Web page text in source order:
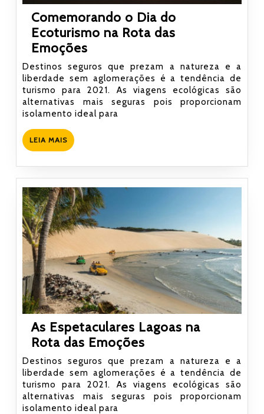
Comemorando o Dia do
Ecoturismo na Rota das
Emoções
o
Dia
do
Ecoturismo
na
Emoções
Destinos seguros que prezam a natureza e a
liberdade sem aglomerações é a tendência de
turismo para 2021. As viagens ecológicas são
alternativas mais seguras pois proporcionam
isolamento ideal para
LEIA MAISLEIA
MAIS
As Espetaculares Lagoas na
Rota das Emoções
Espetaculares
Lagoas
na
Rota
Destinos seguros que prezam a natureza e a
liberdade sem aglomerações é a tendência de
turismo para 2021. As viagens ecológicas são
alternativas mais seguras pois proporcionam
isolamento ideal para